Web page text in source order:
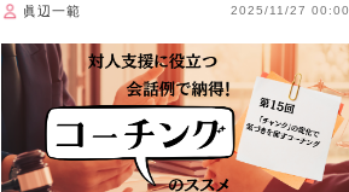
眞辺一範 2025/11/27 00:00